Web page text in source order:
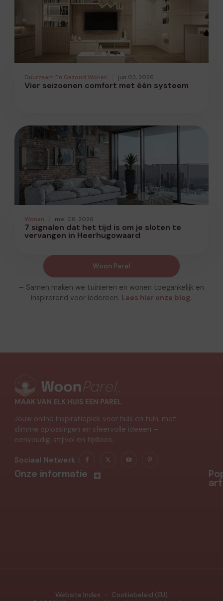
Duurzaam En Gezond Wonen jun 03, 2026
Vier seizoenen comfort met één systeem
Wonen mei 08, 2026
7 signalen dat het tijd is om je sloten te
vervangen in Heerhugowaard
Woon Parel
– Samen maken we tuinieren en wonen toegankelijk en
inspirerend voor iedereen. Lees hier onze blog.
MAAK VAN ELK HUIS EEN PAREL.
Jouw online inspiratieplek voor huis en tuin, met
slimme oplossingen en sfeervolle ideeën –
eenvoudig, stijlvol en tijdloos.
Sociaal Netwerk :
Onze informatie
Website Index Cookiebeleid (EU)